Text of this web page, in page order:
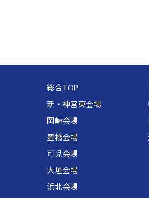
総合TOP
新・神宮東会場
岡崎会場
豊橋会場
可児会場
大垣会場
浜北会場